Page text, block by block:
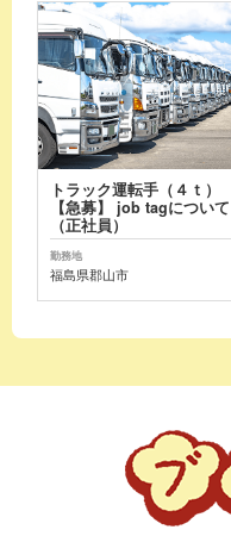
トラック運転手（４ｔ）
【急募】 job tagについて
（正社員）
勤務地
福島県郡山市